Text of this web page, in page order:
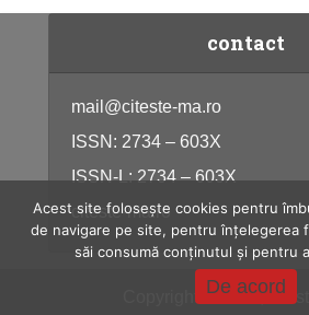
contact
mail@citeste-ma.ro
ISSN: 2734 – 603X
ISSN-L: 2734 – 603X
citeste-ma.ro
Copyright © 2026,
Acest site folosește cookies pentru
de navigare pe site, pentru înțelegerea
săi consumă conținutul și pentru
De acord